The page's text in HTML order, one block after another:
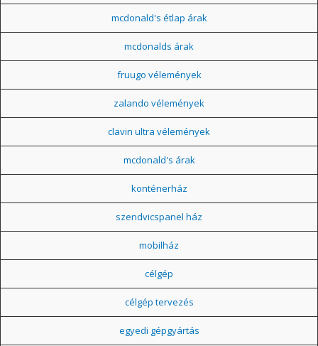
mcdonald's étlap árak
mcdonalds árak
fruugo vélemények
zalando vélemények
clavin ultra vélemények
mcdonald's árak
konténerház
szendvicspanel ház
mobilház
célgép
célgép tervezés
egyedi gépgyártás